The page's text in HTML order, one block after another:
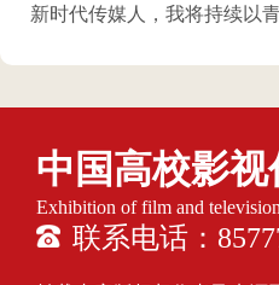
新时代传媒人，我将持续以
中国高校影
Exhibition of film and
联系电话：